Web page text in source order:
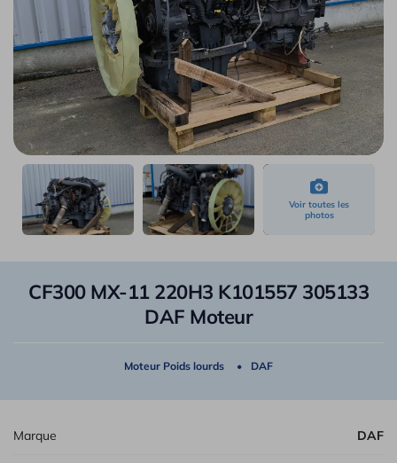
CF300 MX-11 220H3 K101557 305133
DAF Moteur
Moteur Poids lourds DAF
Marque DAF